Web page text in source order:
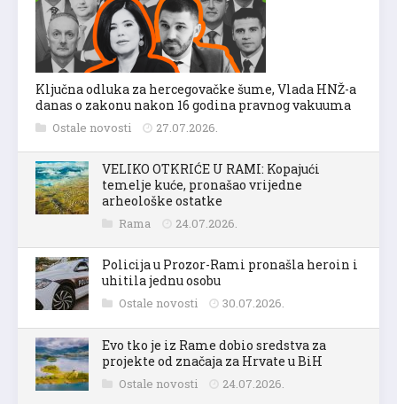
Ključna odluka za hercegovačke šume, Vlada HNŽ-a
danas o zakonu nakon 16 godina pravnog vakuuma
Ostale novosti 27.07.2026.
VELIKO OTKRIĆE U RAMI: Kopajući
temelje kuće, pronašao vrijedne
arheološke ostatke
Rama 24.07.2026.
Policija u Prozor-Rami pronašla heroin i
uhitila jednu osobu
Ostale novosti 30.07.2026.
Evo tko je iz Rame dobio sredstva za
projekte od značaja za Hrvate u BiH
Ostale novosti 24.07.2026.